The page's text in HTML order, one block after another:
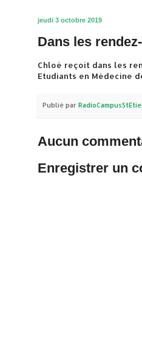
jeudi 3 octobre 2019
Dans les
Chloé reçoit dans les
Etudiants en Médecine
Publié par
Aucun
Enregistrer un